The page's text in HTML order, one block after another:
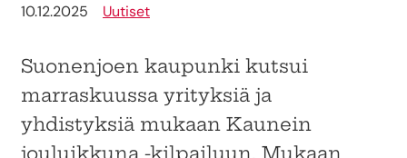
10.12.2025 Uutiset
Suonenjoen kaupunki kutsui
marraskuussa yrityksiä ja
yhdistyksiä mukaan Kaunein
jouluikkuna -kilpailuun. Mukaan